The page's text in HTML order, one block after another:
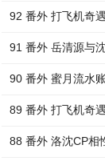
92 番外 打飞机奇
91 番外 岳清源与
90 番外 蜜月流水账
89 番外 打飞机奇
88 番外 洛沈CP相